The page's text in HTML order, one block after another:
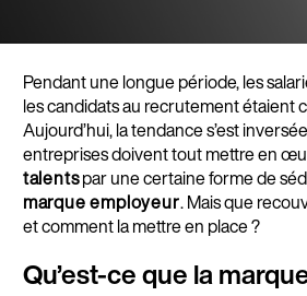
Pendant une longue période, les
les candidats au recrutement étaient
Aujourd’hui, la tendance s’est
entreprises doivent tout mettre en
talentspar une certaine forme de
marque employeur. Mais que
et comment la mettre en place ?
Qu’est-ce que la